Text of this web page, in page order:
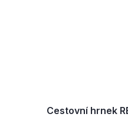
Cestovní hrnek